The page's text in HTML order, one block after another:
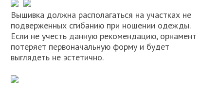
Вышивка должна располагаться на участках не
подверженных сгибанию при ношении одежды.
Если не учесть данную рекомендацию, орнамент
потеряет первоначальную форму и будет
выглядеть не эстетично.